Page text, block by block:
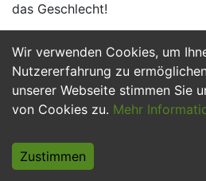
Wir verwenden Cookies, um
Nutzererfahrung zu
unserer Webseite stimmen Sie
von Cookies zu. Mehr
Zustimmen
das Geschlecht!
Jetzt